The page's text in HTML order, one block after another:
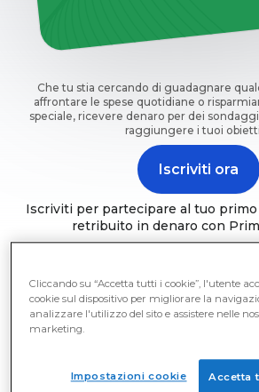
Che tu stia cercando di guadagnare
affrontare le spese quotidiane o
speciale, ricevere denaro per dei
raggiungere i tuoi
Iscriviti ora
Iscriviti per partecipare al tuo
retribuito in denaro con
Guadagna denaro
Non è mai stato così facile
Cliccando su “Accetta tutti i cookie”, l'utente
cookie sul dispositivo per migliorare la
analizzare l'utilizzo del sito e assistere nelle
marketing.
Accetta
Impostazioni cookie